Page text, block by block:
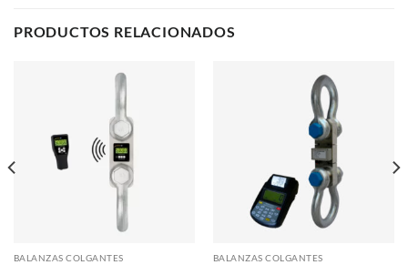
PRODUCTOS RELACIONADOS
BALANZAS COLGANTES BALANZAS COLGANTES